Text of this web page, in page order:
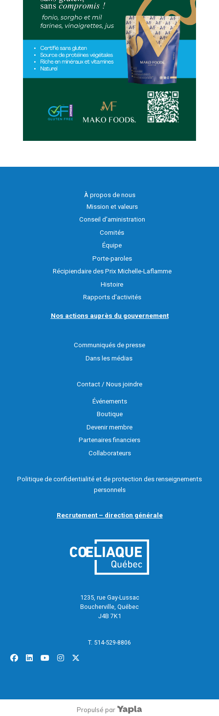
1235, rue Gay-Lussac
Boucherville, Québec
J4B 7K1
T. 514-529-8806
facebook
linkedinyoutubeinstagram
À propos de nous
Mission et valeurs
Conseil d'aministration
Comités
Équipe
Porte-paroles
Récipiendaire des Prix Michelle-Laflamme
Histoire
Rapports d'activités
Nos actions auprès du gouvernement
Communiqués de presse
Dans les médias
Contact / Nous joindre
Événements
Boutique
Devenir membre
Partenaires financiers
Collaborateurs
Politique de confidentialité et de protection des renseignements
personnels
Recrutement – direction générale
Propulsé par